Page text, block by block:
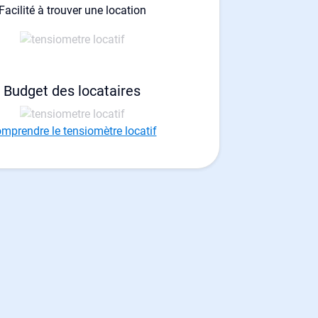
à trouver une location
Budget des locataires
le tensiomètre locatif